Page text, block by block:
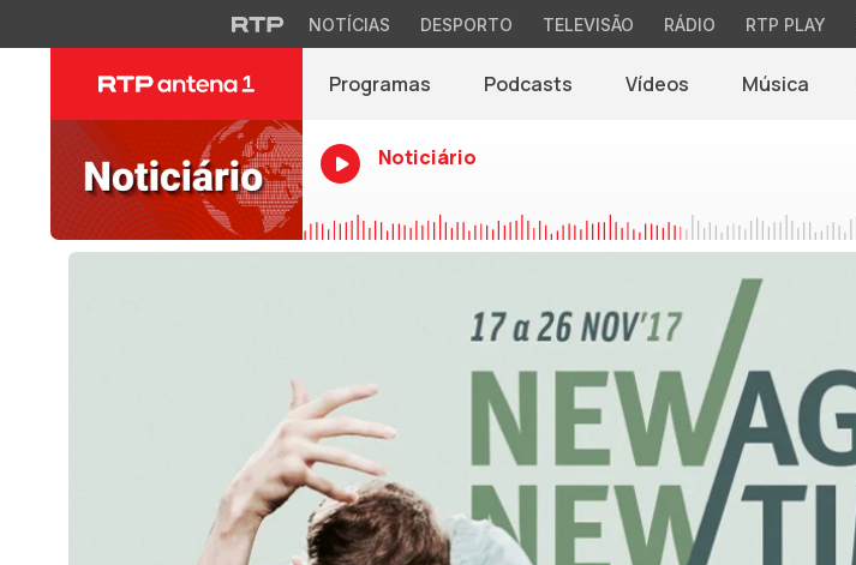
NOTÍCIAS DESPORTO TELEVISÃO RÁDIO RTP PLAY
Programas Podcasts Vídeos Música
Noticiário